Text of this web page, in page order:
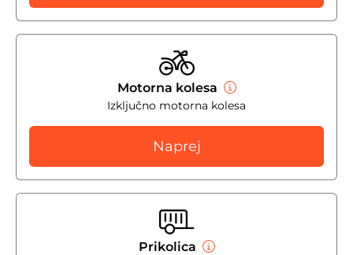
Motorna kolesa
Izključno motorna kolesa
Naprej
Prikolica